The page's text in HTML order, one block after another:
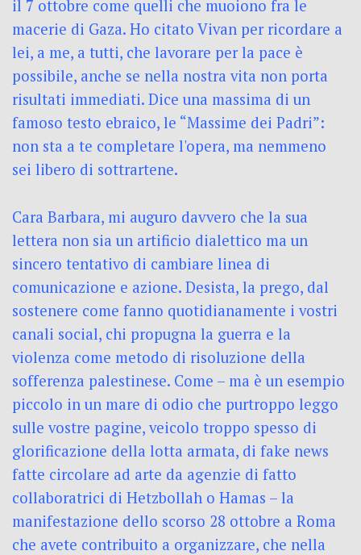
il 7 ottobre come quelli che muoiono fra le
macerie di Gaza. Ho citato Vivan per ricordare a
lei, a me, a tutti, che lavorare per la pace è
possibile, anche se nella nostra vita non porta
risultati immediati. Dice una massima di un
famoso testo ebraico, le “Massime dei Padri”:
non sta a te completare l'opera, ma nemmeno
sei libero di sottrartene.
Cara Barbara, mi auguro davvero che la sua
lettera non sia un artificio dialettico ma un
sincero tentativo di cambiare linea di
comunicazione e azione. Desista, la prego, dal
sostenere come fanno quotidianamente i vostri
canali social, chi propugna la guerra e la
violenza come metodo di risoluzione della
sofferenza palestinese. Come – ma è un esempio
piccolo in un mare di odio che purtroppo leggo
sulle vostre pagine, veicolo troppo spesso di
glorificazione della lotta armata, di fake news
fatte circolare ad arte da agenzie di fatto
collaboratrici di Hetzbollah o Hamas – la
manifestazione dello scorso 28 ottobre a Roma
che avete contribuito a organizzare, che nella